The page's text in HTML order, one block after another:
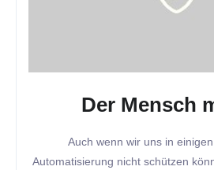
Der Mensch
Auch wenn wir uns in
Automatisierung nicht schützen